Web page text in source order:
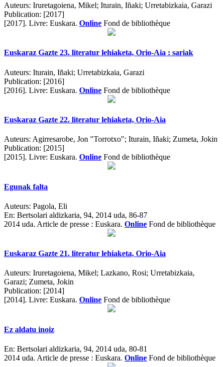
Auteurs: Iruretagoiena, Mikel; Iturain, Iñaki; Urretabizkaia, Garazi
Publication: [2017]
[2017]. Livre: Euskara. Online Fond de bibliothèque
Euskaraz Gazte 23. literatur lehiaketa, Orio-Aia : sariak
Auteurs: Iturain, Iñaki; Urretabizkaia, Garazi
Publication: [2016]
[2016]. Livre: Euskara. Online Fond de bibliothèque
Euskaraz Gazte 22. literatur lehiaketa, Orio-Aia
Auteurs: Agirresarobe, Jon "Torrotxo"; Iturain, Iñaki; Zumeta, Jokin
Publication: [2015]
[2015]. Livre: Euskara. Online Fond de bibliothèque
Egunak falta
Auteurs: Pagola, Eli
En: Bertsolari aldizkaria, 94, 2014 uda, 86-87
2014 uda. Article de presse : Euskara. Online Fond de bibliothèque
Euskaraz Gazte 21. literatur lehiaketa, Orio-Aia
Auteurs: Iruretagoiena, Mikel; Lazkano, Rosi; Urretabizkaia,
Garazi; Zumeta, Jokin
Publication: [2014]
[2014]. Livre: Euskara. Online Fond de bibliothèque
Ez aldatu inoiz
En: Bertsolari aldizkaria, 94, 2014 uda, 80-81
2014 uda. Article de presse : Euskara. Online Fond de bibliothèque